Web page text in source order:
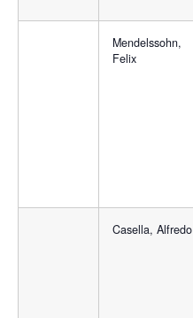
Mendelssohn,
Felix
Casella, Alfredo